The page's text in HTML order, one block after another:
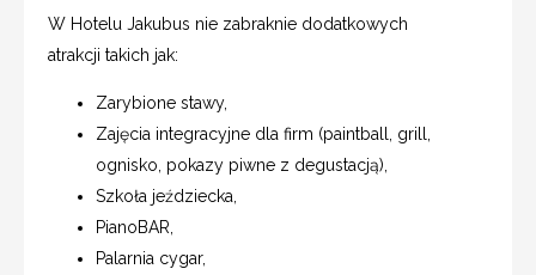
W Hotelu Jakubus nie zabraknie dodatkowych
atrakcji takich jak:
Zarybione stawy,
Zajęcia integracyjne dla firm (paintball, grill,
ognisko, pokazy piwne z degustacją),
Szkoła jeździecka,
PianoBAR,
Palarnia cygar,